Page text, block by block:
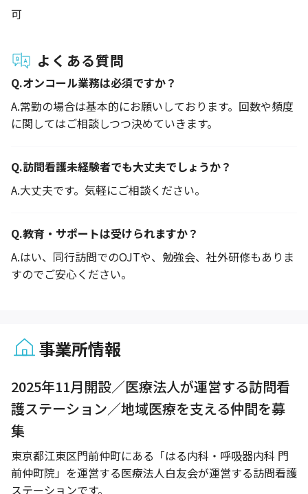
可
よくある質問
Q.オンコール業務は必須ですか？
A.常勤の場合は基本的にお願いしております。回数や頻度
に関してはご相談しつつ決めていきます。
Q.訪問看護未経験者でも大丈夫でしょうか？
A.大丈夫です。気軽にご相談ください。
Q.教育・サポートは受けられますか？
A.はい、同行訪問でのOJTや、勉強会、社外研修もありま
すのでご安心ください。
事業所情報
2025年11月開設／医療法人が運営する訪問看
護ステーション／地域医療を支える仲間を募
集
東京都江東区門前仲町にある「はる内科・呼吸器内科 門
前仲町院」を運営する医療法人白友会が運営する訪問看護
ステーションです。